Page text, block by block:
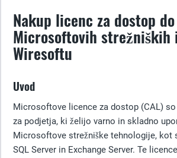
Nakup licenc za dostop do
Microsoftovih strežniških
Wiresoftu
Uvod
Microsoftove licence za dostop (CAL)
za podjetja, ki želijo varno in skladno
Microsoftove strežniške tehnologije, kot
SQL Server in Exchange Server. Te